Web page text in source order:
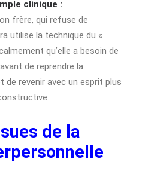
clinique :
frère, qui refuse de
utilise la technique du «
qu’elle a besoin de
de reprendre la
de revenir avec un esprit plus
de la